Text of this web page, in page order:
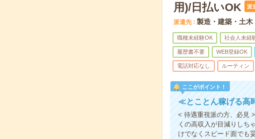
用)/日払いOK
派
派遣先 製造・建築・土
職種未経験OK 社会人未経
履歴書不要 WEB登録OK
電話対応なし ルーティン
ここがポイント！
≪とことん稼げる高
< 待遇重視派の方、必見
くの高収入が目減りしち
けでなくスピード面でも